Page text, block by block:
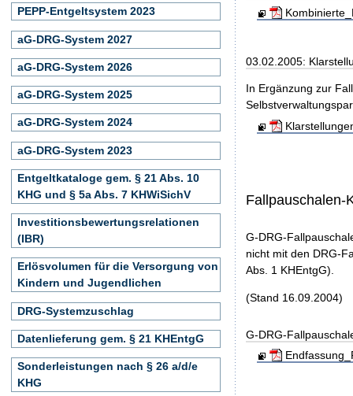
03.02.2005:
In Ergänzung zur
Fallpauschalen-
G-DRG-
nicht mit den DRG-
Abs. 1 KHEntgG).
(Stand 16.09.2004)
G-DRG-
PEPP-Entgeltsystem 2023
aG-DRG-System 2027
aG-DRG-System 2026
aG-DRG-System 2025
aG-DRG-System 2024
aG-DRG-System 2023
Entgeltkataloge gem. § 21 Abs. 10
KHG und § 5a Abs. 7 KHWiSichV
Investitionsbewertungsrelationen
(IBR)
Erlösvolumen für die Versorgung von
Kindern und Jugendlichen
DRG-Systemzuschlag
Datenlieferung gem. § 21 KHEntgG
Sonderleistungen nach § 26 a/d/e
KHG